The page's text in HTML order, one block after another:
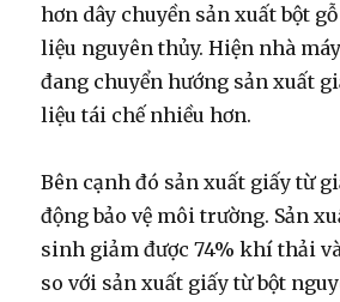
hơn dây chuyền sản xuất bột
liệu nguyên thủy. Hiện nhà
đang chuyển hướng sản xuất
liệu tái chế nhiều hơn.
Bên cạnh đó sản xuất giấy từ
động bảo vệ môi trường. Sản
sinh giảm được 74% khí thải
so với sản xuất giấy từ bột